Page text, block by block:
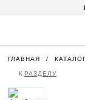
ГЛАВНАЯ
К РАЗДЕЛУ